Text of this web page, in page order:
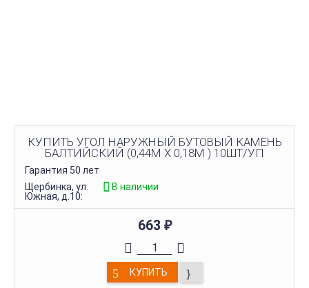
КУПИТЬ УГОЛ НАРУЖНЫЙ БУТОВЫЙ КАМЕНЬ
БАЛТИЙСКИЙ (0,44М Х 0,18М ) 10ШТ/УП
Гарантия 50 лет
Щербинка, ул.
Южная, д.10:
В наличии
663 ₽
КУПИТЬ